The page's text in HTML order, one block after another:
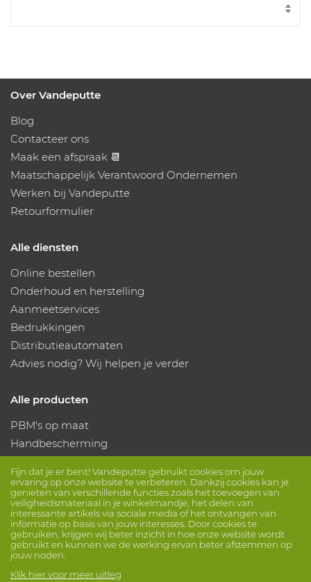
Fijn dat je er bent! Vandeputte gebruikt cookies om jouw
ervaring op onze website te verbeteren. Dankzij cookies kan je
genieten van verschillende functies zoals het toevoegen van
veiligheidsmateriaal in je winkelmandje, het delen van
interessante artikels via sociale media of het ontvangen van
informatie op basis van jouw interesses. Door cookies te
gebruiken, krijgen wij beter inzicht in hoe onze website wordt
gebruikt en kunnen we de werking ervan beter afstemmen op
jouw noden.
Klik hier voor meer uitleg
Over Vandeputte
Blog
Contacteer ons
Maak een afspraak 📆
Maatschappelijk Verantwoord Ondernemen
Werken bij Vandeputte
Retourformulier
Alle diensten
Online bestellen
Onderhoud en herstelling
Aanmeetservices
Bedrukkingen
Distributieautomaten
Advies nodig? Wij helpen je verder
Alle producten
PBM's op maat
Handbescherming
Beschermende kleding
Volg ons